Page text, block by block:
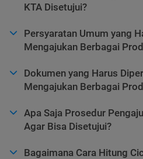
KTA Disetujui?
Persyaratan Umum yang
Mengajukan Berbagai
Dokumen yang Harus
Mengajukan Berbagai
Apa Saja Prosedur
Agar Bisa Disetujui?
Bagaimana Cara Hitung